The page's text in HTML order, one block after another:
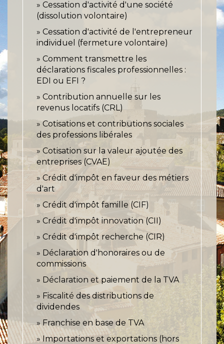
Cessation d'activité d'une société
(dissolution volontaire)
Cessation d'activité de l'entrepreneur
individuel (fermeture volontaire)
Comment transmettre les
déclarations fiscales professionnelles :
EDI ou EFI ?
Contribution annuelle sur les
revenus locatifs (CRL)
Cotisations et contributions sociales
des professions libérales
Cotisation sur la valeur ajoutée des
entreprises (CVAE)
Crédit d'impôt en faveur des métiers
d'art
Crédit d'impôt famille (CIF)
Crédit d'impôt innovation (CII)
Crédit d'impôt recherche (CIR)
Déclaration d'honoraires ou de
commissions
Déclaration et paiement de la TVA
Fiscalité des distributions de
dividendes
Franchise en base de TVA
Importations et exportations (hors